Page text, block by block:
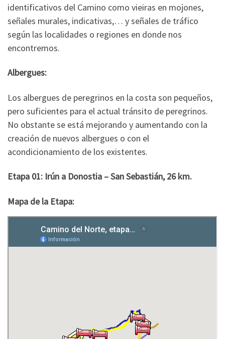
identificativos del Camino como vieiras en mojones,
señales murales, indicativas,… y señales de tráfico
según las localidades o regiones en donde nos
encontremos.
Albergues:
Los albergues de peregrinos en la costa son pequeños,
pero suficientes para el actual tránsito de peregrinos.
No obstante se está mejorando y aumentando con la
creación de nuevos albergues o con el
acondicionamiento de los existentes.
Etapa 01: Irún a Donostia – San Sebastián, 26 km.
Mapa de la Etapa: